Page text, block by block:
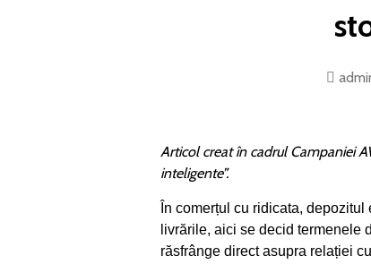
Articol creat în cadrul Campaniei
inteligente”.
În comerțul cu ridicata,
livrările, aici se decid termenele
răsfrânge direct asupra relației